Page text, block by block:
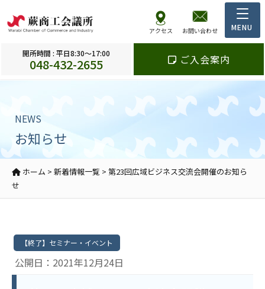
アクセス お問い合わせ
開所時間 : 平日8:30～17:00
048-432-2655 ご入会案内
NEWS
お知らせ
ホーム > 新着情報一覧 > 第23回広域ビジネス交流会開催のお知ら
せ
公開日：2021年12月24日
【終了】セミナー・イベント